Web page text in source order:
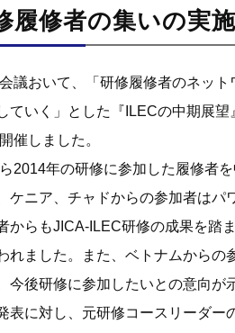
組織概要
公開情報
国
人材育成
世界湖
こ
開
履修者の集いの実施
議おいて、「研修履修者のネット
ていく」とした『ILECの中期展
催しました。
2014年の研修に参加した履修者
ケニア、チャドからの参加者は
からもJICA-ILEC研修の成果を踏
れました。また、ベトナムから
今後研修に参加したいとの意向が
に対し、元研修コースリーダー